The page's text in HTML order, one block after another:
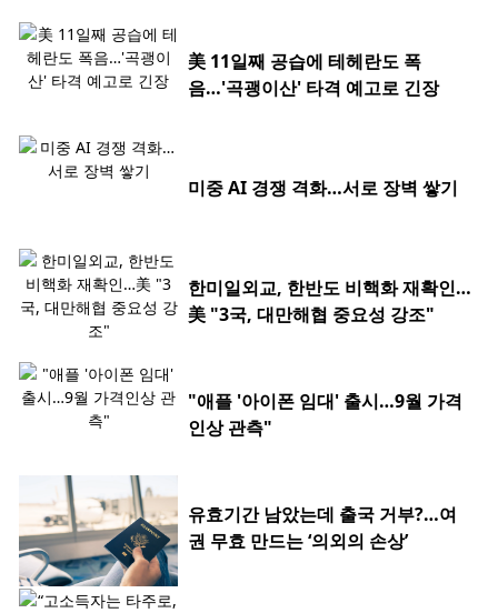
美 11일째 공습에 테헤란도 폭
음…'곡괭이산' 타격 예고로 긴장
미중 AI 경쟁 격화…서로 장벽 쌓기
한미일외교, 한반도 비핵화 재확인…
美 "3국, 대만해협 중요성 강조"
"애플 '아이폰 임대' 출시…9월 가격
인상 관측"
유효기간 남았는데 출국 거부?…여
권 무효 만드는 ‘의외의 손상’